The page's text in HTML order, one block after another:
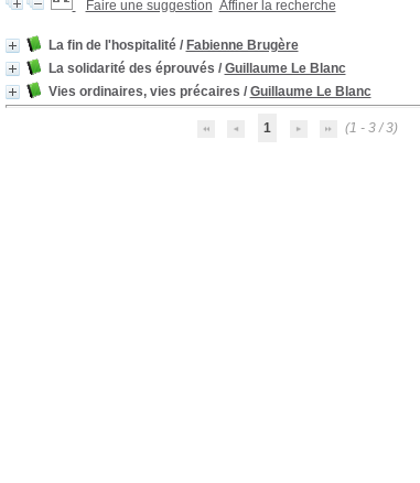
Faire une suggestion Affiner la recherche
La fin de l'hospitalité/ Fabienne Brugère
La solidarité des éprouvés / Guillaume Le Blanc
Vies ordinaires, vies précaires / Guillaume Le Blanc
1 (1 - 3 / 3)